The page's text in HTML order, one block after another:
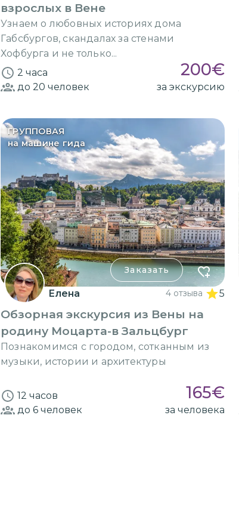
взрослых в Вене
Узнаем о любовных историях дома
Габсбургов, скандалах за стенами
Хофбурга и не только...
2 часа
200€
до 20 человек за экскурсию
ГРУППОВАЯ
на машине гида
Заказать
Елена 4 отзыва 5
Обзорная экскурсия из Вены на
родину Моцарта-в Зальцбург
Познакомимся с городом, сотканным из
музыки, истории и архитектуры
12 часов 165€
до 6 человек за человека